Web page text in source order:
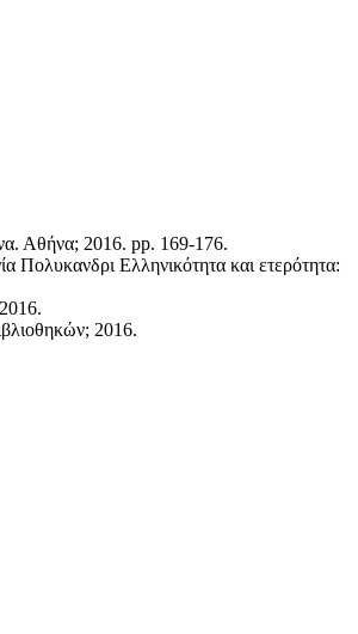
Αθήνα; 2016. pp. 169-176.
Πολυκανδρι Ελληνικότητα και ετερότητα:
2016.